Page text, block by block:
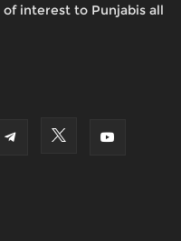
interest to Punjabis all